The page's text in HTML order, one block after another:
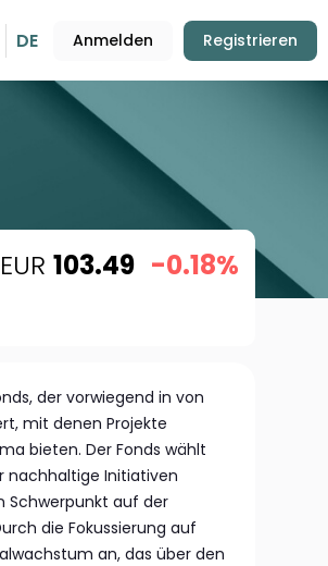
DE Anmelden Registrieren
EUR 103.49 -0.18%
der vorwiegend in von
mit denen Projekte
bieten. Der Fonds wählt
nachhaltige Initiativen
Schwerpunkt auf der
die Fokussierung auf
an, das über den